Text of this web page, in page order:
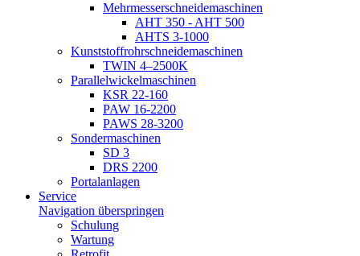
Mehrmesserschneidemaschinen
AHT 350 - AHT 500
AHTS 3-1000
Kunststoffrohrschneidemaschinen
TWIN 4–2500K
Parallelwickelmaschinen
KSR 22-160
PAW 16-2200
PAWS 28-3200
Sondermaschinen
SD 3
DRS 2200
Portalanlagen
Service
Navigation überspringen
Schulung
Wartung